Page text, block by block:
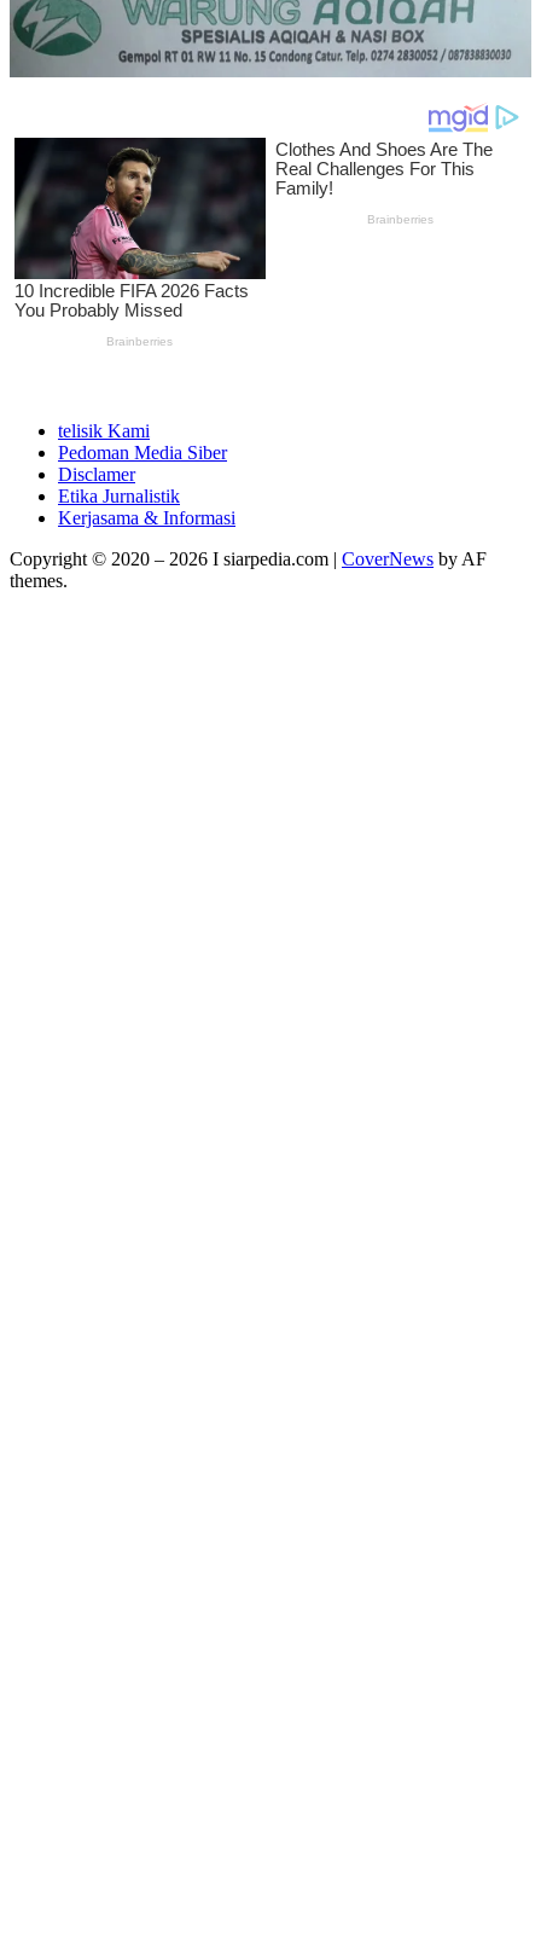
telisik Kami
Pedoman Media Siber
Disclamer
Etika Jurnalistik
Kerjasama & Informasi
Copyright © 2020 – 2026 I siarpedia.com | CoverNews by AF
themes.